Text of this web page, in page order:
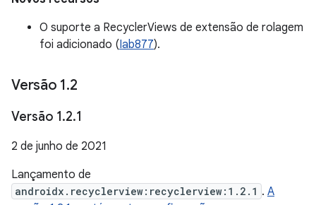
O suporte a RecyclerViews de extensão de rolagem
foi adicionado (Iab877).
Versão 1.2
Versão 1.2.1
2 de junho de 2021
Lançamento de
androidx.recyclerview:recyclerview:1.2.1 . A